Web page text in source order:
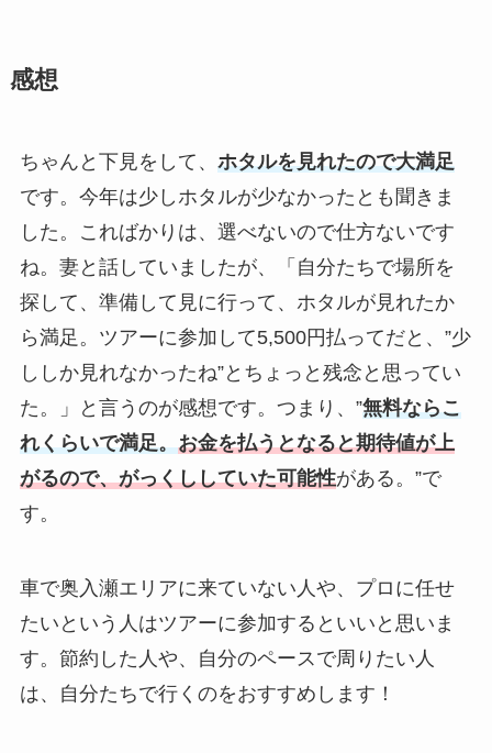
感想
ちゃんと下見をして、 ホタルを見れたので大満足
です。今年は少しホタルが少なかったとも聞きま
した。こればかりは、選べないので仕方ないです
ね。妻と話していましたが、「自分たちで場所を
探して、準備して見に行って、ホタルが見れたか
ら満足。ツアーに参加して5,500円払ってだと、”少
ししか見れなかったね”とちょっと残念と思ってい
た。」と言うのが感想です。つまり、”無料ならこ
れくらいで満足。お金を払うとなると期待値が上
がるので、がっくししていた可能性がある。”で
す。
車で奥入瀬エリアに来ていない人や、プロに任せ
たいという人はツアーに参加するといいと思いま
す。節約した人や、自分のペースで周りたい人
は、自分たちで行くのをおすすめします！